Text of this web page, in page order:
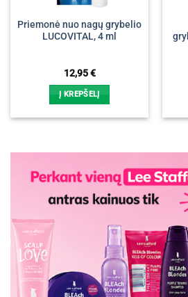
Priemonė nuo nagų grybelio
LUCOVITAL, 4 ml
12,95€
Į KREPŠELĮ